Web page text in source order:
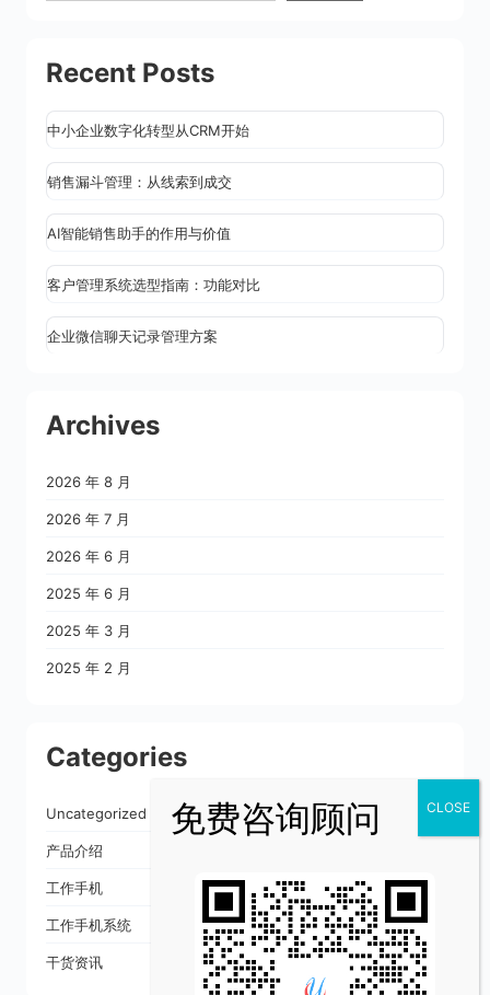
Recent Posts
中小企业数字化转型从CRM开始
销售漏斗管理：从线索到成交
AI智能销售助手的作用与价值
客户管理系统选型指南：功能对比
企业微信聊天记录管理方案
Archives
2026 年 8 月
2026 年 7 月
2026 年 6 月
2025 年 6 月
2025 年 3 月
2025 年 2 月
Categories
Uncategorized
产品介绍
工作手机
工作手机系统
干货资讯